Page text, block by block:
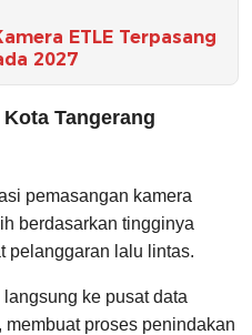
ETLE Terpasang
2027
Tangerang
pemasangan kamera
berdasarkan tingginya
pelanggaran lalu lintas.
ke pusat data
membuat proses penindakan